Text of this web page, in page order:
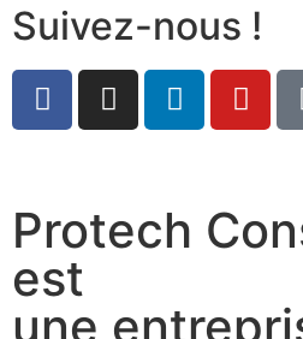
Suivez-nous !
Protech
est
une